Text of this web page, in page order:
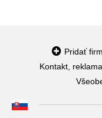
Pridať
Kontakt,